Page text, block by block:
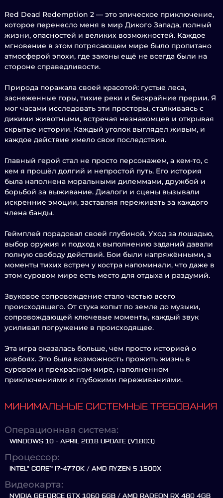
Red Dead Redemption 2 — это эпическое приключение,
которое перенесло меня в мир Дикого Запада, полный
жизни, опасностей и великих возможностей. Каждое
мгновение в этом потрясающем мире было пропитано
атмосферой эпохи, где законы ещё не всегда были на
стороне справедливости.
Природа поражала своей красотой: густые леса,
заснеженные горы, тихие реки и бескрайние прерии. Я
мог часами исследовать эти просторы, сталкиваясь с
дикими животными, встречая незнакомцев и открывая
скрытые истории. Каждый уголок выглядел живым, и
каждое действие имело свои последствия.
Главный герой стал не просто персонажем, а кем-то, с
кем я прошёл долгий и непростой путь. Его история
была наполнена моральными дилеммами, дружбой и
борьбой за выживание. Диалоги и сцены вызывали
искренние эмоции, заставляя переживать за каждого
члена банды.
Геймплей порадовал своей глубиной. Уход за лошадью,
выбор оружия и подход к выполнению заданий давали
полную свободу действий. Бои были напряжёнными, а
моменты тихих встреч у костра напоминали, что даже в
этом суровом мире есть место для отдыха и раздумий.
Звуковое сопровождение стало частью всего
происходящего. От стука копыт по земле до музыки,
сопровождающей ключевые моменты, каждый звук
усиливал погружение в происходящее.
Эта игра оказалась больше, чем просто историей о
ковбоях. Это была возможность прожить жизнь в
суровом и прекрасном мире, наполненном
приключениями и глубокими переживаниями.
МИНИМАЛЬНЫЕ СИСТЕМНЫЕ ТРЕБОВАНИЯ
Операционная система:
WINDOWS 10 - APRIL 2018 UPDATE (V1803)
Процессор:
INTEL® CORE™ I7-4770K / AMD RYZEN 5 1500X
Видеокарта:
NVIDIA GEFORCE GTX 1060 6GB / AMD RADEON RX 480 4GB